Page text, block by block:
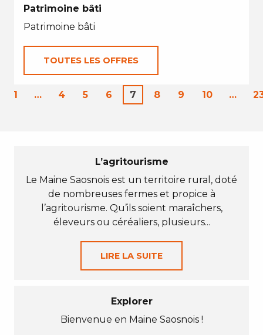
Patrimoine bâti
Patrimoine bâti
TOUTES LES OFFRES
1 … 4 5 6 7 8 9 10 …
L’agritourisme
Le Maine Saosnois est un territoire rural, doté
de nombreuses fermes et propice à
l’agritourisme. Qu’ils soient maraîchers,
éleveurs ou céréaliers, plusieurs...
LIRE LA SUITE
Explorer
Bienvenue en Maine Saosnois !